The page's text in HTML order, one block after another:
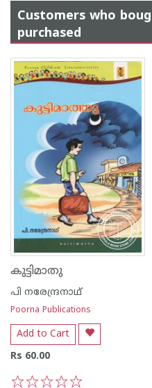
Customers who
purchased
കുട്ടിമാതു
പി നരേന്ദ്രനാഥ്
Poorna Publications
Add to Cart
Rs 60.00